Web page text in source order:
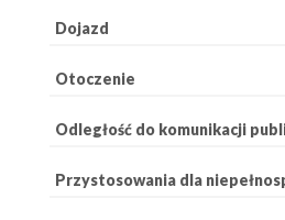
Dojazd
Otoczenie
Odległość do komunikacji
Przystosowania dla